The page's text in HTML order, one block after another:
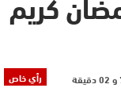
رأي خاص